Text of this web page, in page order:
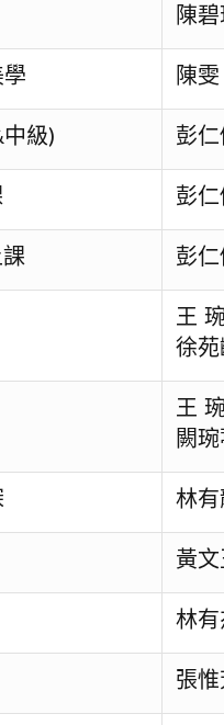
陳
陳雯
級) 彭
彭
彭
王
徐苑
王
闕
林
黃文
林有
張惟